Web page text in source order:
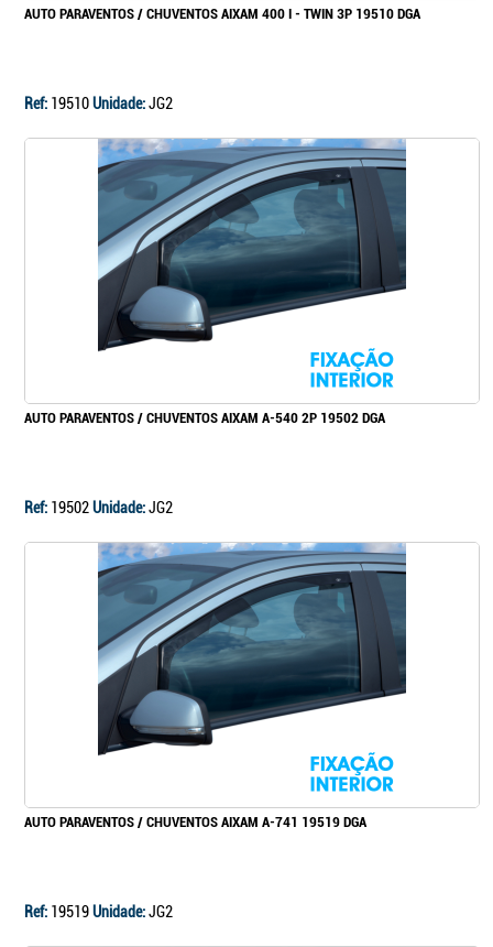
AUTO PARAVENTOS / CHUVENTOS AIXAM 400 I - TWIN 3P 19510 DGA
Ref: 19510Unidade:JG2
AUTO PARAVENTOS / CHUVENTOS AIXAM A-540 2P 19502 DGA
Ref: 19502Unidade:JG2
AUTO PARAVENTOS / CHUVENTOS AIXAM A-741 19519 DGA
Ref: 19519Unidade:JG2
Continuar a comprar